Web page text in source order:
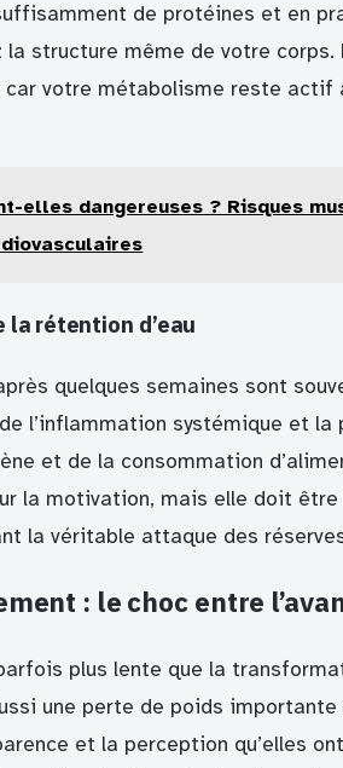
de protéines et en
structure même de votre corps.
car votre métabolisme reste actif
elles dangereuses ? Risques
la rétention d’eau
quelques semaines sont
l’inflammation systémique et la
et de la consommation
la motivation, mais elle doit être
la véritable attaque des
: le choc entre
plus lente que la
une perte de poids
et la perception qu’elles